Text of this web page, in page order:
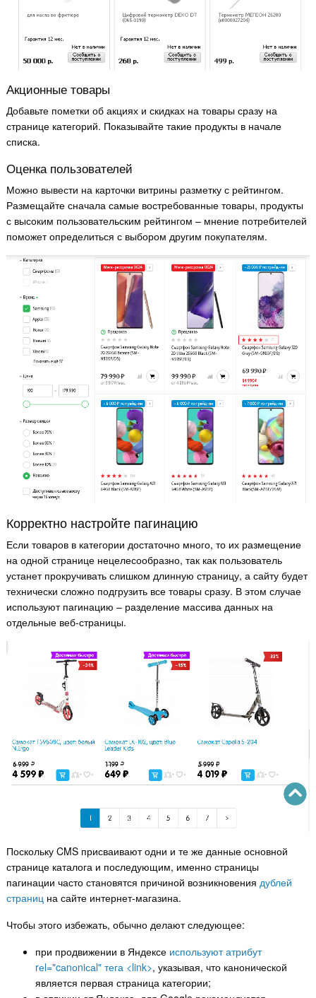
Акционные товары
Добавьте пометки об акциях и скидках на товары сразу на
странице категорий. Показывайте такие продукты в начале
списка.
Оценка пользователей
Можно вывести на карточки витрины разметку с рейтингом.
Размещайте сначала самые востребованные товары, продукты
с высоким пользовательским рейтингом – мнение потребителей
поможет определиться с выбором другим покупателям.
Корректно настройте пагинацию
Если товаров в категории достаточно много, то их размещение
на одной странице нецелесообразно, так как пользователь
устанет прокручивать слишком длинную страницу, а сайту будет
технически сложно подгрузить все товары сразу. В этом случае
используют пагинацию – разделение массива данных на
отдельные веб-страницы.
Поскольку CMS присваивают одни и те же данные основной
странице каталога и последующим, именно страницы
пагинации часто становятся причиной возникновения дублей
страницна сайте интернет-магазина.
Чтобы этого избежать, обычно делают следующее:
при продвижении в Яндексе используют атрибут
rеl="cаnоniсаl" тега <link>, указывая, что канонической
является первая страница категории;